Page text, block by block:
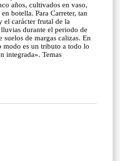
años, cultivados en vaso,
botella. Para Carreter, tan
el carácter frutal de la
durante el periodo de
de margas calizas. En
modo es un tributo a todo lo
integrada». Temas